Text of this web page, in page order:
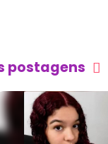
postagens